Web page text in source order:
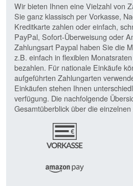
Wir bieten Ihnen eine Vielzahl von
Sie ganz klassisch per Vorkasse,
Kreditkarte zahlen oder einfach,
PayPal, Sofort-Überweisung oder
Zahlungsart Paypal haben Sie die
z.B. einfach in flexiblen
bezahlen. Für nationale Einkäufe
aufgeführten Zahlungarten
Einkäufen stehen Ihnen
verfügung. Die nachfolgende
Gesamtüberblick über die